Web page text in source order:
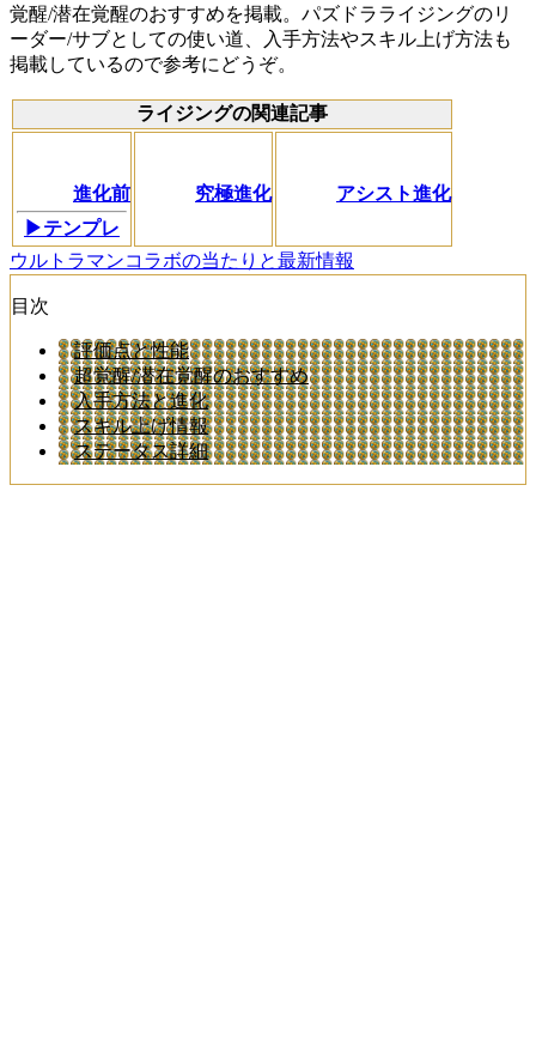
覚醒/潜在覚醒のおすすめを掲載。パズドラライジングのリ
ーダー/サブとしての使い道、入手方法やスキル上げ方法も
掲載しているので参考にどうぞ。
ライジングの関連記事
進化前
▶テンプレ
究極進化 アシスト進化
ウルトラマンコラボの当たりと最新情報
目次
評価点と性能
超覚醒/潜在覚醒のおすすめ
入手方法と進化
スキル上げ情報
ステータス詳細